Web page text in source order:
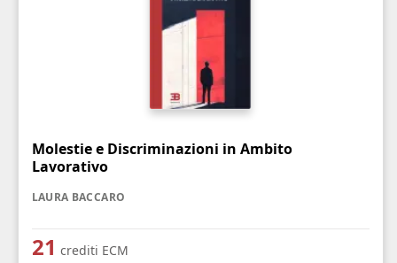
Molestie e Discriminazioni in Ambito
Lavorativo
LAURA BACCARO
21 crediti ECM